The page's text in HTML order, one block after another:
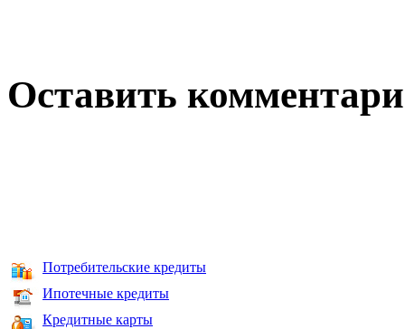
Оставить
Потребительские кредиты
Ипотечные кредиты
Кредитные карты